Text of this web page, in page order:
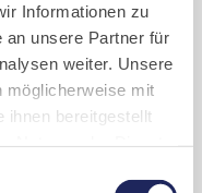
Informationen zu
an unsere Partner für
weiter. Unsere
möglicherweise mit
ihnen bereitgestellt
dritten Samstag im